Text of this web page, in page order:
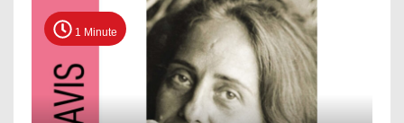
1 Minute